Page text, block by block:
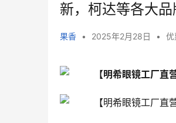
新，柯达等各大品
果香 • 2025年2月28日 • 优